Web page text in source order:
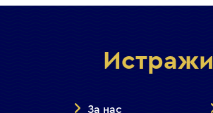
Истражи
За нас